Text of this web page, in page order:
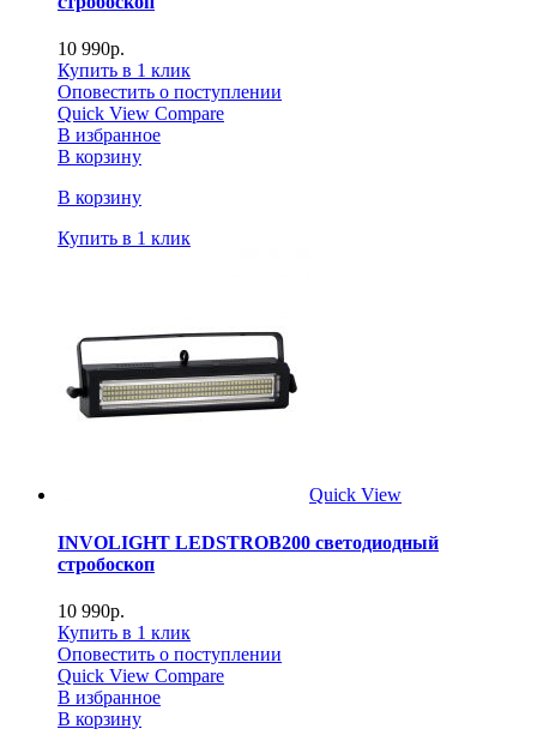
10 990р.
Купить в 1 клик
Оповестить о поступлении
Quick View Compare
В избранное
В корзину
В корзину
Купить в 1 клик
Quick View
INVOLIGHT LEDSTROB200 светодиодный
стробоскоп
10 990р.
Купить в 1 клик
Оповестить о поступлении
Quick View Compare
В избранное
В корзину